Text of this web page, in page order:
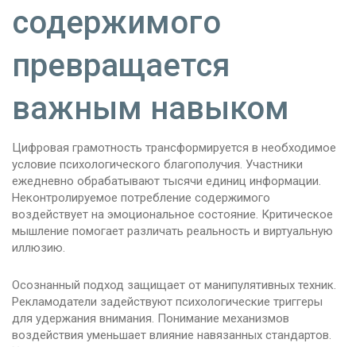
содержимого
превращается
важным навыком
Цифровая грамотность трансформируется в необходимое
условие психологического благополучия. Участники
ежедневно обрабатывают тысячи единиц информации.
Неконтролируемое потребление содержимого
воздействует на эмоциональное состояние. Критическое
мышление помогает различать реальность и виртуальную
иллюзию.
Осознанный подход защищает от манипулятивных техник.
Рекламодатели задействуют психологические триггеры
для удержания внимания. Понимание механизмов
воздействия уменьшает влияние навязанных стандартов.